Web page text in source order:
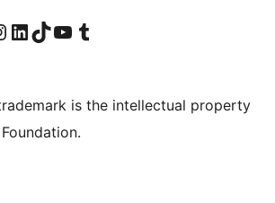
pagina bezoeken
ons Instagram account
Bezoek ons LinkedIn account
Bezoek ons TikTok account
Bezoek ons YouTube kanaalBezoek ons Tumblr account
is the intellectual property